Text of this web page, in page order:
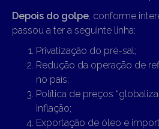
Depois do golpe, conforme
passou a ter a seguinte linha:
Privatização do pré-sal;
Redução da operação de
no país;
Política de preços
inflação;
Exportação de óleo e